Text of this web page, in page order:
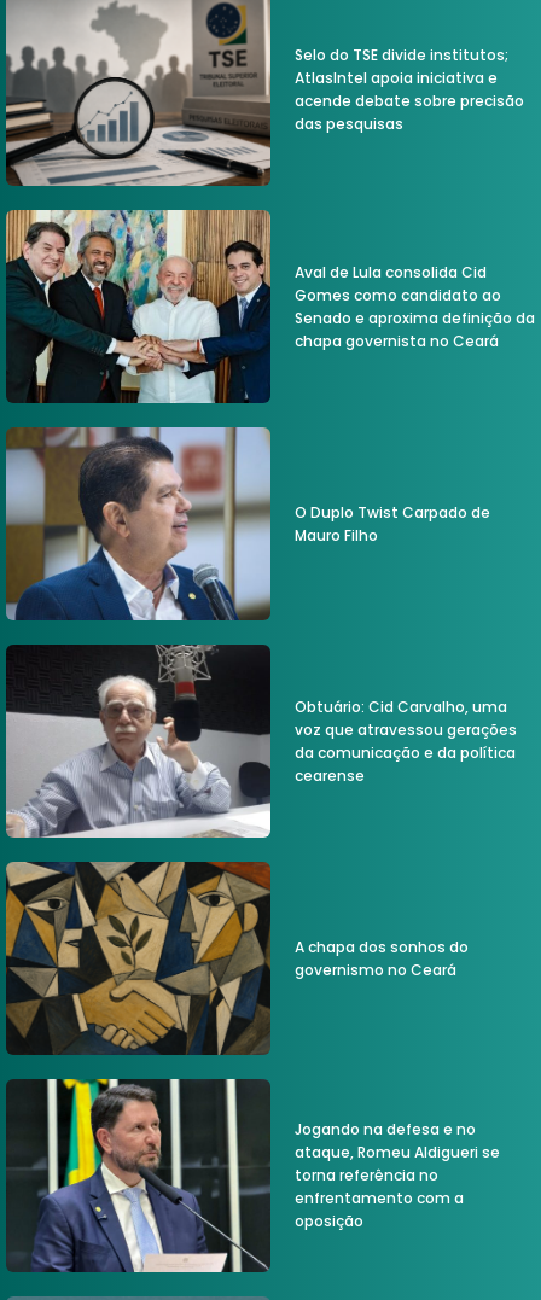
Selo do TSE divide institutos;
AtlasIntel apoia iniciativa e
acende debate sobre precisão
das pesquisas
Aval de Lula consolida Cid
Gomes como candidato ao
Senado e aproxima definição da
chapa governista no Ceará
O Duplo Twist Carpado de
Mauro Filho
Obtuário: Cid Carvalho, uma
voz que atravessou gerações
da comunicação e da política
cearense
A chapa dos sonhos do
governismo no Ceará
Jogando na defesa e no
ataque, Romeu Aldigueri se
torna referência no
enfrentamento com a
oposição